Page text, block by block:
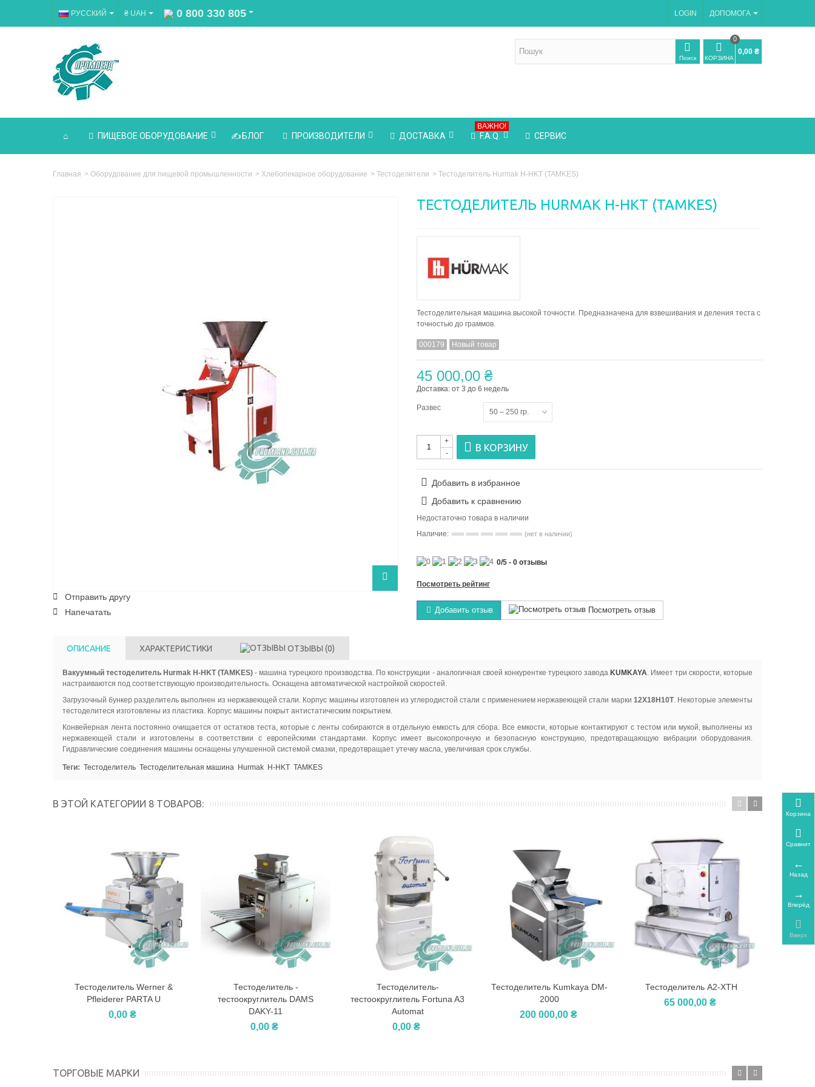
ДОПОМОГА
РУССКИЙ ₴ UAH 0 800 330 805 LOGIN
Поиск КОРЗИНА
0
0,00 ₴
ПИЩЕВОЕ ОБОРУДОВАНИЕ БЛОГ ПРОИЗВОДИТЕЛИ ДОСТАВКА F.A.Q.
ВАЖНО!
СЕРВИС
Главная > Оборудование для пищевой промышленности > Хлебопекарное оборудование > Тестоделители > Тестоделитель Hurmak Н-HKT (TAMKES)
Отправить другу
Напечатать
ТЕСТОДЕЛИТЕЛЬ HURMAK Н-HKT (TAMKES)
Тестоделительная машина высокой точности. Предназначена для взвешивания и деления теста с
точностью до граммов.
000179 Новый товар
45 000,00 ₴
Доставка: от 3 до 6 недель
Развес 50 – 250 гр.
-
+
В КОРЗИНУ
Добавить в избранное
Добавить к сравнению
Недостаточно товара в наличии
Наличие:
(нет в наличии)
0/5 - 0 отзывы
Посмотреть рейтинг
Добавить отзыв Посмотреть отзыв
ОПИСАНИЕ ХАРАКТЕРИСТИКИ ОТЗЫВЫ(0)
Вакуумный тестоделитель Hurmak Н-HKT (TAMKES)- машина турецкого производства. По конструкции - аналогичная своей конкурентке турецкого завода KUMKAYA. Имеет три скорости, которые
настраиваются под соответствующую производительность. Оснащена автоматической настройкой скоростей.
Загрузочный бункер разделитель выполнен из нержавеющей стали. Корпус машины изготовлен из углеродистой стали с применением нержавеющей стали марки 12Х18Н10Т. Некоторые элементы
тестоделитеся изготовлены из пластика. Корпус машины покрыт антистатическим покрытием.
Конвейерная лента постоянно очищается от остатков теста, которые с ленты собираются в отдельную емкость для сбора. Все емкости, которые контактируют с тестом или мукой, выполнены из
нержавеющей стали и изготовлены в соответствии с европейскими стандартами. Корпус имеет высокопрочную и безопасную конструкцию, предотвращающую вибрации оборудования.
Гидравлические соединения машины оснащены улучшенной системой смазки, предотвращает утечку масла, увеличивая срок службы.
Теги: Тестоделитель Тестоделительная машина Hurmak Н-HKT TAMKES
В ЭТОЙ КАТЕГОРИИ 8 ТОВАРОВ:
В корзину
Тестоделитель Werner &
Pfleiderer PARTA U
0,00 ₴
В корзину
Тестоделитель -
тестоокруглитель DAMS
DAKY-11
0,00 ₴
В корзину
Тестоделитель-
тестоокруглитель Fortuna A3
Automat
0,00 ₴
В корзину
Тестоделитель Kumkaya DM-
2000
200 000,00 ₴
В корзину
Тестоделитель А2-ХТН
65 000,00 ₴
ТОРГОВЫЕ МАРКИ
Корзина
Сравнить
Назад
Вперёд
Вверх